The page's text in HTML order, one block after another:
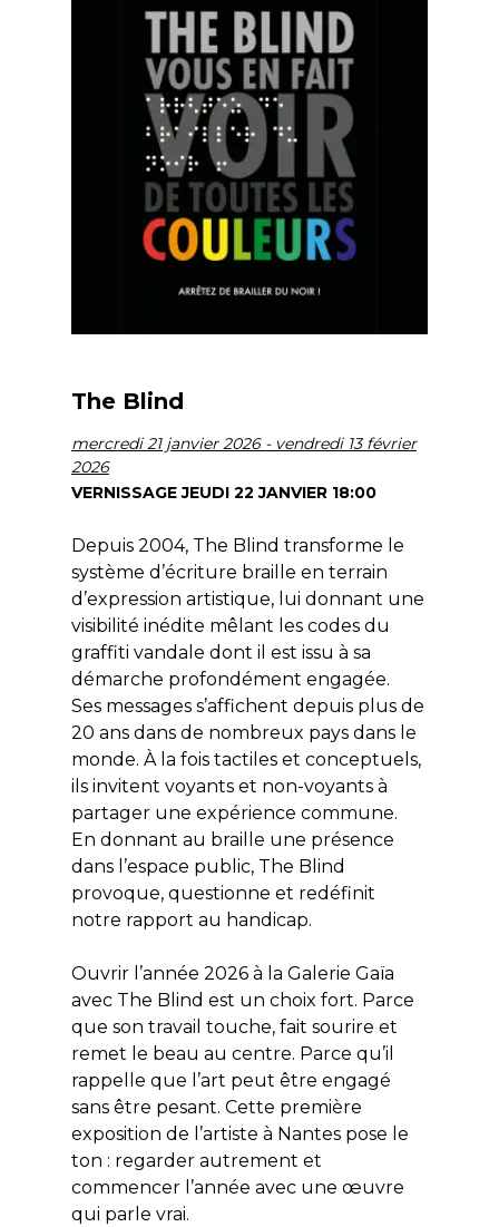
The Blind
mercredi 21 janvier 2026 - vendredi 13 février
2026
VERNISSAGE JEUDI 22 JANVIER 18:00
Depuis 2004, The Blind transforme le
système d’écriture braille en terrain
d’expression artistique, lui donnant une
visibilité inédite mêlant les codes du
graffiti vandale dont il est issu à sa
démarche profondément engagée.
Ses messages s’affichent depuis plus de
20 ans dans de nombreux pays dans le
monde. À la fois tactiles et conceptuels,
ils invitent voyants et non-voyants à
partager une expérience commune.
En donnant au braille une présence
dans l’espace public, The Blind
provoque, questionne et redéfinit
notre rapport au handicap.
Ouvrir l’année 2026 à la Galerie Gaïa
avec The Blind est un choix fort. Parce
que son travail touche, fait sourire et
remet le beau au centre. Parce qu’il
rappelle que l’art peut être engagé
sans être pesant. Cette première
exposition de l’artiste à Nantes pose le
ton : regarder autrement et
commencer l’année avec une œuvre
qui parle vrai.